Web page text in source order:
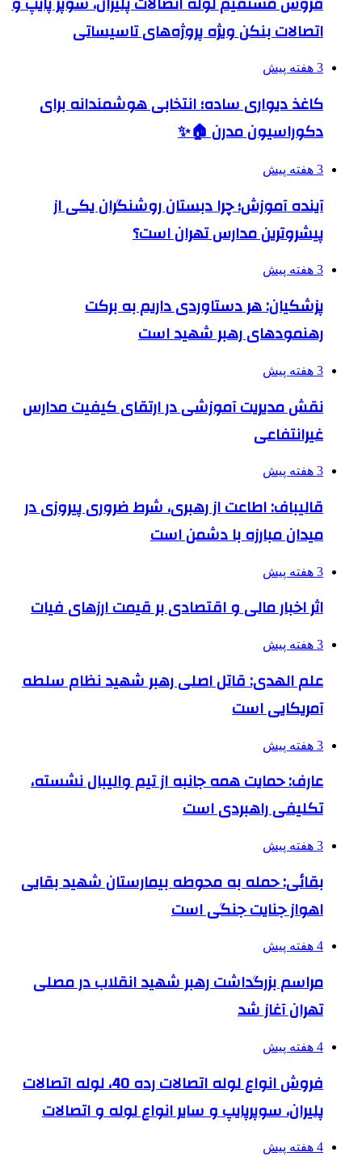
اتصالات بنکن ویژه پروژه‌های تاسیساتی
3 هفته پیش
کاغذ دیواری ساده؛ انتخابی هوشمندانه برای
دکوراسیون مدرن 🏠✨
3 هفته پیش
آینده آموزش؛ چرا دبستان روشنگران یکی از
پیشروترین مدارس تهران است؟
3 هفته پیش
پزشکیان: هر دستاوردی داریم به برکت
رهنمودهای رهبر شهید است
3 هفته پیش
نقش مدیریت آموزشی در ارتقای کیفیت مدارس
غیرانتفاعی
3 هفته پیش
قالیباف: اطاعت از رهبری، شرط ضروری پیروزی در
میدان مبارزه با دشمن است
3 هفته پیش
اثر اخبار مالی و اقتصادی بر قیمت ارزهای فیات
3 هفته پیش
علم الهدی: قاتل اصلی رهبر شهید نظام سلطه
آمریکایی است
3 هفته پیش
عارف: حمایت همه جانبه از تیم والیبال نشسته،
تکلیفی راهبردی است
3 هفته پیش
بقائی: حمله به محوطه بیمارستان شهید بقایی
اهواز جنایت جنگی است
4 هفته پیش
مراسم بزرگداشت رهبر شهید انقلاب در مصلی
تهران آغاز شد
4 هفته پیش
فروش انواع لوله اتصالات رده 40، لوله اتصالات
پلیران، سوپرپایپ و سایر انواع لوله و اتصالات
4 هفته پیش